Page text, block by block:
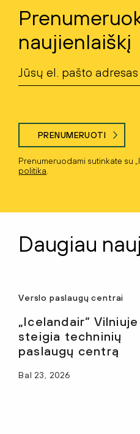
naujienlaiškį
PRENUMERUOTI
Prenumeruodami sutinkate su
politika
Daugiau
Verslo paslaugų centrai
„Icelandair“ Vilniuje
steigia techninių
paslaugų centrą
Bal 23, 2026